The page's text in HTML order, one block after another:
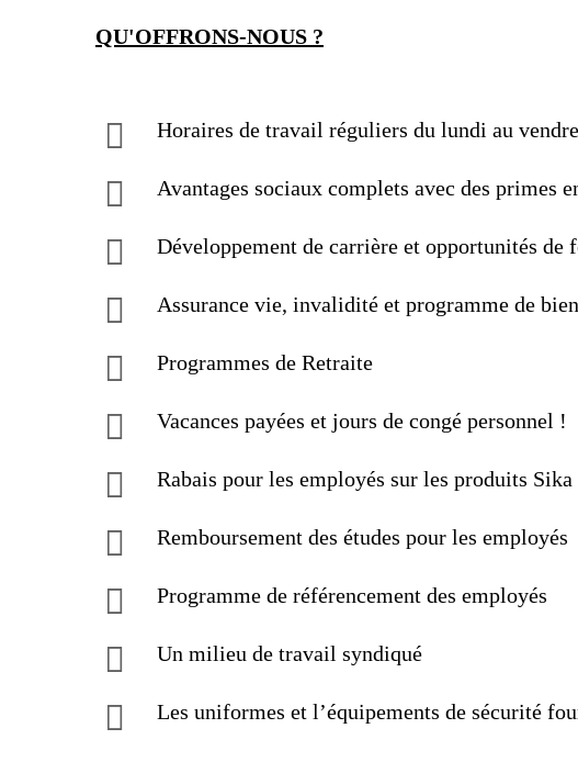
QU'OFFRONS-NOUS ?
Horaires de travail réguliers du lundi au
Avantages sociaux complets avec des primes
Développement de carrière et opportunités de
Assurance vie, invalidité et programme de
Programmes de Retraite
Vacances payées et jours de congé personnel !
Rabais pour les employés sur les produits Sika
Remboursement des études pour les employés
Programme de référencement des employés
Un milieu de travail syndiqué
Les uniformes et l’équipements de sécurité